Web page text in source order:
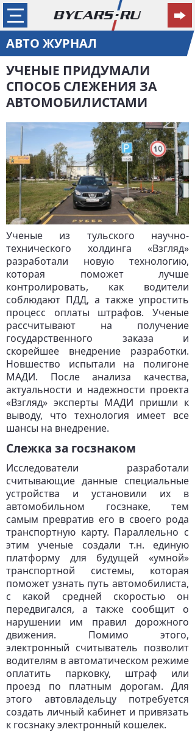
АВТО ЖУРНАЛ
УЧЕНЫЕ ПРИДУМАЛИ
СПОСОБ СЛЕЖЕНИЯ ЗА
АВТОМОБИЛИСТАМИ
Ученые из тульского научно-
технического холдинга «Взгляд»
разработали новую технологию,
которая поможет лучше
контролировать, как водители
соблюдают ПДД, а также упростить
процесс оплаты штрафов. Ученые
рассчитывают на получение
государственного заказа и
скорейшее внедрение разработки.
Новшество испытали на полигоне
МАДИ. После анализа качества,
актуальности и надежности проекта
«Взгляд» эксперты МАДИ пришли к
выводу, что технология имеет все
шансы на внедрение.
Слежка за госзнаком
Исследователи разработали
считывающие данные специальные
устройства и установили их в
автомобильном госзнаке, тем
самым превратив его в своего рода
транспортную карту. Параллельно с
этим ученые создали т.н. единую
платформу для будущей «умной»
транспортной системы, которая
поможет узнать путь автомобилиста,
с какой средней скоростью он
передвигался, а также сообщит о
нарушении им правил дорожного
движения. Помимо этого,
электронный считыватель позволит
водителям в автоматическом режиме
оплатить парковку, штраф или
проезд по платным дорогам. Для
этого автовладельцу потребуется
создать личный кабинет и привязать
к госзнаку электронный кошелек.